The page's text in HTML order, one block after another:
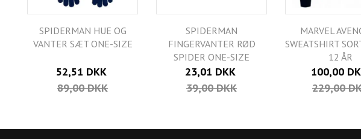
SPIDERMAN HUE OG
VANTER SÆT ONE-SIZE
52,51 DKK
89,00 DKK
SPIDERMAN
FINGERVANTER RØD
SPIDER ONE-SIZE
23,01 DKK
39,00 DKK
MARVEL
SWEATSHIRT
12 ÅR
100,00
229,00